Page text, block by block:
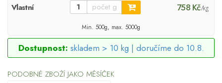
Vlastní 758 Kč/kg
Min. 500g, max. 5000g
Dostupnost: skladem > 10 kg | doručíme do 10.8.
PODOBNÉ ZBOŽÍ JAKO MĚSÍČEK